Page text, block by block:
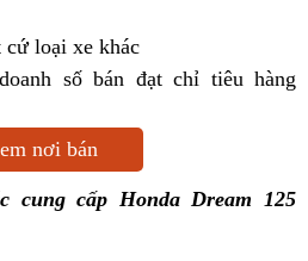
cứ loại xe khác
số bán đạt chỉ tiêu hàng
nơi bán
cung cấp Honda Dream 125